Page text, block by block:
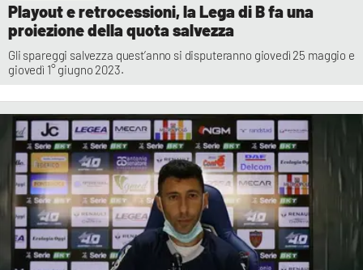
Playout e retrocessioni, la Lega di B fa una
proiezione della quota salvezza
Gli spareggi salvezza quest’anno si disputeranno giovedì 25 maggio e
giovedì 1° giugno 2023.